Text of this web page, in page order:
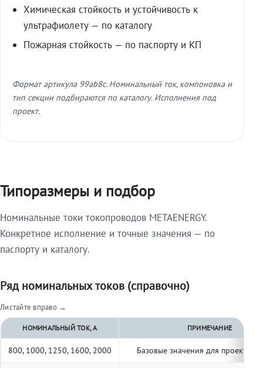
Химическая стойкость и устойчивость к
ультрафиолету — по каталогу
Пожарная стойкость — по паспорту и КП
Формат артикула 99ab8c. Номинальный ток, компоновка и
тип секции подбираются по каталогу. Исполнения под
проект.
Типоразмеры и подбор
Номинальные токи токопроводов METAENERGY.
Конкретное исполнение и точные значения — по
паспорту и каталогу.
Ряд номинальных токов (справочно)
Листайте вправо →
НОМИНАЛЬНЫЙ ТОК, А ПРИМЕЧАНИЕ
800, 1000, 1250, 1600, 2000 Базовые значения для